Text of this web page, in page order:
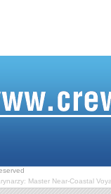
Master Near-Coastal